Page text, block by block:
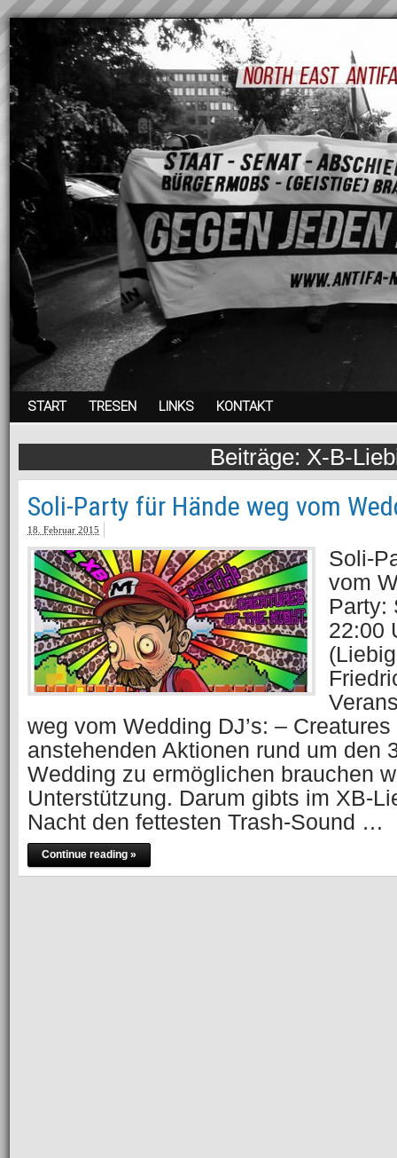
START TRESEN LINKS KONTAKT
X-B-
Soli-Party für Hände weg vom
18. Februar 2015
Soli-
vom
Party:
22:00
weg vom Wedding DJ’s: –
anstehenden Aktionen rund um den
Wedding zu ermöglichen brauchen
Unterstützung. Darum gibts im XB-
Nacht den fettesten Trash-Sound …
Continue reading »